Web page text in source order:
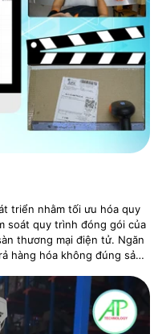
triển nhằm tối ưu hóa quy
soát quy trình đóng gói của
thương mại điện tử. Ngăn
hàng hóa không đúng sản